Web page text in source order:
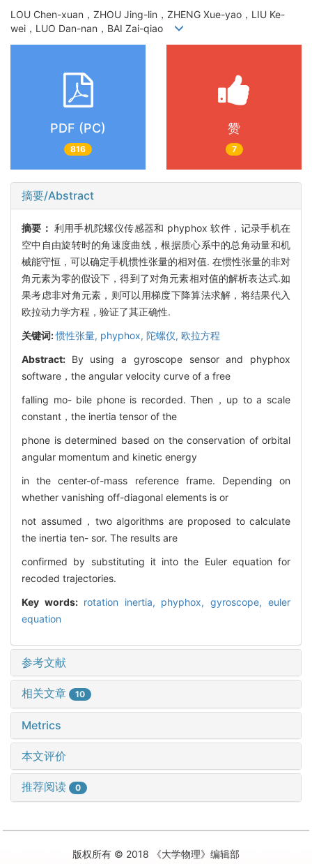
LOU Chen-xuan，ZHOU Jing-lin，ZHENG Xue-yao，LIU Ke-
wei，LUO Dan-nan，BAI Zai-qiao
PDF (PC)
816
赞
7
摘要/Abstract
摘要： 利用手机陀螺仪传感器和 phyphox 软件，记录手机在
空中自由旋转时的角速度曲线，根据质心系中的总角动量和机
械能守恒，可以确定手机惯性张量的相对值. 在惯性张量的非对
角元素为零的假设下，得到了对角元素相对值的解析表达式.如
果考虑非对角元素，则可以用梯度下降算法求解，将结果代入
欧拉动力学方程，验证了其正确性.
关键词:惯性张量, phyphox, 陀螺仪, 欧拉方程
Abstract: By using a gyroscope sensor and phyphox
software，the angular velocity curve of a free
falling mo- bile phone is recorded. Then，up to a scale
constant，the inertia tensor of the
phone is determined based on the conservation of orbital
angular momentum and kinetic energy
in the center-of-mass reference frame. Depending on
whether vanishing off-diagonal elements is or
not assumed，two algorithms are proposed to calculate
the inertia ten- sor. The results are
confirmed by substituting it into the Euler equation for
recoded trajectories.
Key words: rotation inertia, phyphox,gyroscope,euler
equation
参考文献
相关文章 10
Metrics
本文评价
推荐阅读 0
版权所有 © 2018 《大学物理》编辑部